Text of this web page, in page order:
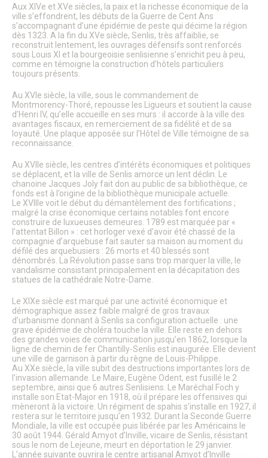
Cérémonies commémoratives
Les cérémonies des Vœux
Senlis, ville en projets
Les Maisons de Quartier
Pôle d’Échange Multimodal (PEM)
Restauration du Château Royal de Senlis
Voyage au temps des premiers Rois de France
Le site d’Ordener
Action Cœur de Ville
L’ecoQuartier de la gare – Phase 2
L’ÉcoQuartier de la Gare – le chantier
L’ÉcoQuartier de la Gare – genèse du projet
Passeport du civisme
Programmation des fonds européens – ITI
La Maison de la Petite Enfance
Citoyenneté – État Civil
État Civil
Demandes d’actes
Élections
Label Marianne
Le Grand Débat National
Cimetières et nécropole nationale
Recensement militaire
Les services municipaux
Services Espaces verts
Sport
Urbanisme
Les permanences de médiation
Service Citoyenneté – Etat Civil
Service jeunesse – Spot
Les permanences de médiation
Le Conciliateur de justice
Numéros d’urgence & contacts utiles
Emploi & Stages
Fonds de dotation
CADRE DE VIE
Aux XIVe et XVe siècles, la paix et la richesse économique de la
ville s’effondrent, les débuts de la Guerre de Cent Ans
s’accompagnant d’une épidémie de peste qui décime la région
dès 1323. A la fin du XVe siècle, Senlis, très affaiblie, se
reconstruit lentement, les ouvrages défensifs sont renforcés
sous Louis XI et la bourgeoisie senlisienne s’enrichit peu à peu,
comme en témoigne la construction d’hôtels particuliers
toujours présents.
Au XVIe siècle, la ville, sous le commandement de
Montmorency-Thoré, repousse les Ligueurs et soutient la cause
d’Henri IV, qu’elle accueille en ses murs : il accorde à la ville des
avantages fiscaux, en remerciement de sa fidélité et de sa
loyauté. Une plaque apposée sur l’Hôtel de Ville témoigne de sa
reconnaissance.
Au XVIIe siècle, les centres d’intérêts économiques et politiques
se déplacent, et la ville de Senlis amorce un lent déclin. Le
chanoine Jacques Joly fait don au public de sa bibliothèque, ce
fonds est à l’origine de la bibliothèque municipale actuelle.
Le XVIIIe voit le début du démantèlement des fortifications ;
malgré la crise économique certains notables font encore
construire de luxueuses demeures. 1789 est marquée par «
l’attentat Billon » : cet horloger vexé d’avoir été chassé de la
compagnie d’arquebuse fait sauter sa maison au moment du
défilé des arquebusiers : 26 morts et 40 blessés sont
dénombrés. La Révolution passe sans trop marquer la ville, le
vandalisme consistant principalement en la décapitation des
statues de la cathédrale Notre-Dame.
Le XIXe siècle est marqué par une activité économique et
démographique assez faible malgré de gros travaux
d’urbanisme donnant à Senlis sa configuration actuelle : une
grave épidémie de choléra touche la ville. Elle reste en dehors
des grandes voies de communication jusqu’en 1862, lorsque la
ligne de chemin de fer Chantilly-Senlis est inaugurée. Elle devient
une ville de garnison à partir du règne de Louis-Philippe.
Au XXe siècle, la ville subit des destructions importantes lors de
l’invasion allemande. Le Maire, Eugène Odent, est fusillé le 2
septembre, ainsi que 6 autres Senlisiens. Le Maréchal Foch y
installe son Etat-Major en 1918, où il prépare les offensives qui
mèneront à la victoire. Un régiment de spahis s’installe en 1927, il
restera sur le territoire jusqu’en 1932. Durant la Seconde Guerre
Mondiale, la ville est occupée puis libérée par les Américains le
30 août 1944. Gérald Amyot d’Inville, vicaire de Senlis, résistant
sous le nom de Lejeune, meurt en déportation le 29 janvier.
L’année suivante ouvrira le centre artisanal Amyot d’Inville